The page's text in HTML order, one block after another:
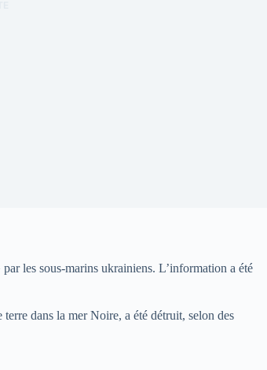
les sous-marins ukrainiens. L’information a été
dans la mer Noire, a été détruit, selon des